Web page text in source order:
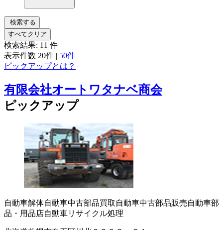
検索する
すべてクリア
検索結果: 11 件
表示件数 20件 | 50件
ピックアップとは？
有限会社オートワタナベ商会
ピックアップ
自動車解体自動車中古部品買取 自動車中古部品販売自動車部
品・用品店自動車リサイクル処理